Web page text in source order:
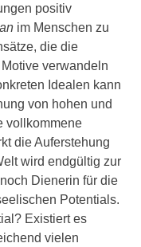
positiv
im Menschen zu
die die
verwandeln
Idealen kann
von hohen und
vollkommene
die Auferstehung
wird endgültig zur
Dienerin für die
Potentials.
Existiert es
vielen